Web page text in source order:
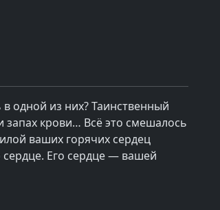
одной из них? Таинственный
запах крови… Всё это смешалось
ваших горячих сердец
Его сердце — вашей